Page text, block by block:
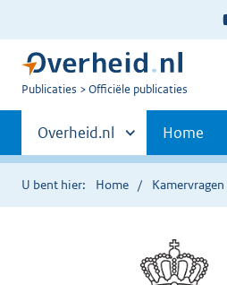
U
Publicaties Officiële publicaties
Primaire
navigatie
Andere
sites
binnen
Overheid.nl Home
U bent hier: Home